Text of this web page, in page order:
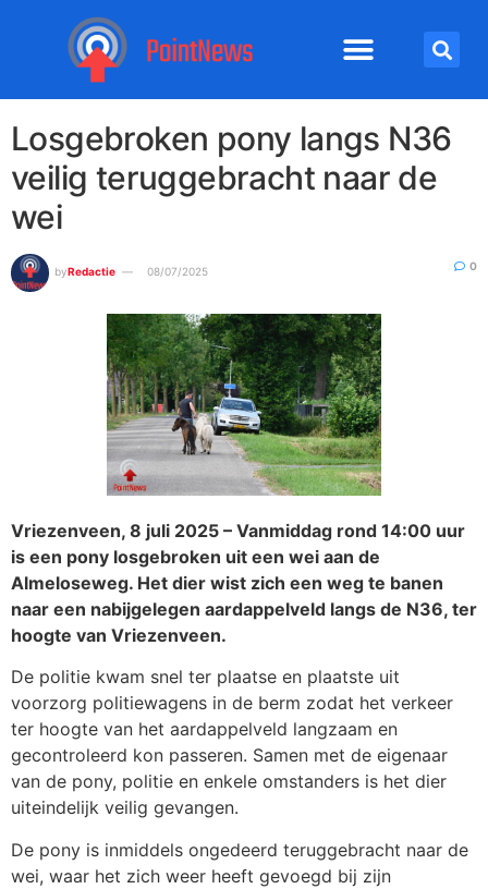
Losgebroken pony langs N36
veilig teruggebracht naar de
wei
byRedactie 08/07/2025 0
Vriezenveen, 8 juli 2025 – Vanmiddag rond 14:00 uur
is een pony losgebroken uit een wei aan de
Almeloseweg. Het dier wist zich een weg te banen
naar een nabijgelegen aardappelveld langs de N36, ter
hoogte van Vriezenveen.
De politie kwam snel ter plaatse en plaatste uit
voorzorg politiewagens in de berm zodat het verkeer
ter hoogte van het aardappelveld langzaam en
gecontroleerd kon passeren. Samen met de eigenaar
van de pony, politie en enkele omstanders is het dier
uiteindelijk veilig gevangen.
De pony is inmiddels ongedeerd teruggebracht naar de
wei, waar het zich weer heeft gevoegd bij zijn